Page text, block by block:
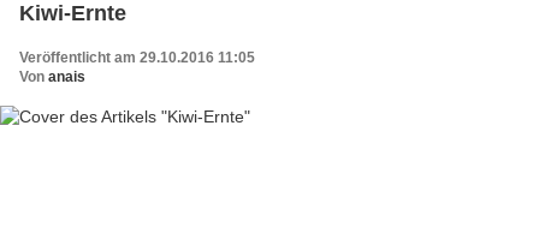
Kiwi-Ernte
Veröffentlicht am 29.10.2016 11:05
Von anais